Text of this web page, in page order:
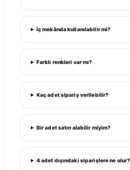
İç mekânda kullanılabilir mi?
Farklı renkleri var mı?
Kaç adet sipariş verilebilir?
Bir adet satın alabilir miyim?
4 adet dışındaki siparişlere ne olur?